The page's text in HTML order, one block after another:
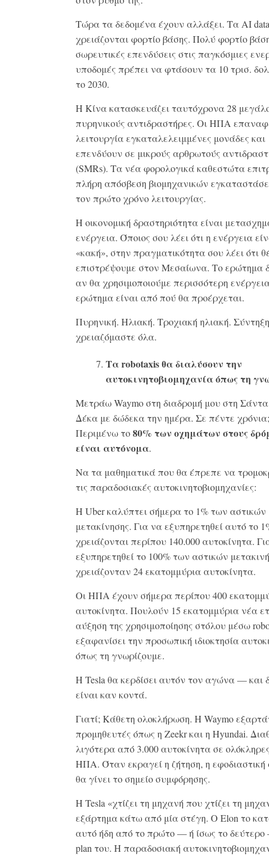
Τώρα τα δεδομένα έχουν αλλάξει. Τα AI data
χρειάζονται φορτίο βάσης. Πολύ φορτίο
σωρευτικές επενδύσεις στις παγκόσμιες
υποδομές πρέπει να φτάσουν τα 10 τρισ.
το 2030.
Η Κίνα κατασκευάζει ταυτόχρονα 28
πυρηνικούς αντιδραστήρες. Οι ΗΠΑ
λειτουργία εγκαταλελειμμένες μονάδες και
επενδύουν σε μικρούς αρθρωτούς
(SMRs). Τα νέα φορολογικά καθεστώτα
πλήρη απόσβεση βιομηχανικών
τον πρώτο χρόνο λειτουργίας.
Η οικονομική δραστηριότητα είναι
ενέργεια. Όποιος σου λέει ότι η ενέργεια
«κακή», στην πραγματικότητα σου λέει ότι
επιστρέψουμε στον Μεσαίωνα. Το ερώτημα
αν θα χρησιμοποιούμε περισσότερη
ερώτημα είναι από πού θα προέρχεται.
Πυρηνική. Ηλιακή. Τροχιακή ηλιακή.
χρειαζόμαστε όλα.
Τα robotaxisθα διαλύσουν την
αυτοκινητοβιομηχανία όπως τη
Μετράω Waymo στη διαδρομή μου στη
Δέκα με δώδεκα την ημέρα. Σε πέντε χρόνια;
Περιμένω το80% των οχημάτων στους
είναι αυτόνομα.
Να τα μαθηματικά που θα έπρεπε να
τις παραδοσιακές αυτοκινητοβιομηχανίες:
Η Uber καλύπτει σήμερα το 1% των αστικών
μετακίνησης. Για να εξυπηρετηθεί αυτό το
χρειάζονται περίπου 140.000 αυτοκίνητα.
εξυπηρετηθεί το 100% των αστικών
χρειάζονταν 24 εκατομμύρια αυτοκίνητα.
Οι ΗΠΑ έχουν σήμερα περίπου 400
αυτοκίνητα. Πουλούν 15 εκατομμύρια νέα
αύξηση της χρησιμοποίησης στόλου μέσω
εξαφανίσει την προσωπική ιδιοκτησία
όπως τη γνωρίζουμε.
Η Tesla θα κερδίσει αυτόν τον αγώνα — και
είναι καν κοντά.
Γιατί; Κάθετη ολοκλήρωση. Η Waymo
προμηθευτές όπως η Zeekr και η Hyundai.
λιγότερα από 3.000 αυτοκίνητα σε
ΗΠΑ. Όταν εκραγεί η ζήτηση, η εφοδιαστική
θα γίνει το σημείο συμφόρησης.
Η Tesla «χτίζει τη μηχανή που χτίζει τη
εξάρτημα κάτω από μία στέγη. Ο Elon το
αυτό ήδη από το πρώτο — ή ίσως το δεύτερο
plan του. Η παραδοσιακή